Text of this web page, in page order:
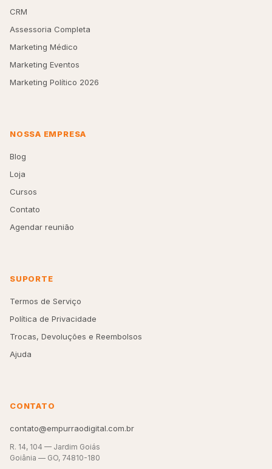
CRM
Assessoria Completa
Marketing Médico
Marketing Eventos
Marketing Político 2026
NOSSA EMPRESA
Blog
Loja
Cursos
Contato
Agendar reunião
SUPORTE
Termos de Serviço
Política de Privacidade
Trocas, Devoluções e Reembolsos
Ajuda
CONTATO
contato@empurraodigital.com.br
R. 14, 104 — Jardim Goiás
Goiânia — GO, 74810-180